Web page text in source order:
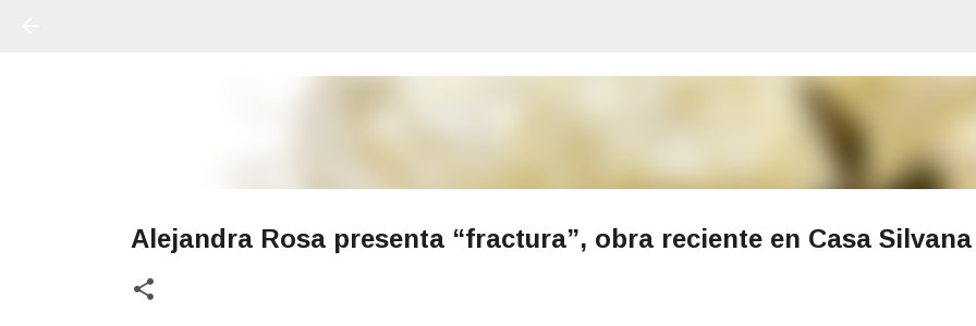
Alejandra Rosa presenta “fractura”, obra reciente en Casa Silvana